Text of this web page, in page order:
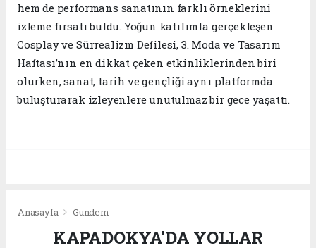
hem de performans sanatının farklı örneklerini
izleme fırsatı buldu. Yoğun katılımla gerçekleşen
Cosplay ve Sürrealizm Defilesi, 3. Moda ve Tasarım
Haftası’nın en dikkat çeken etkinliklerinden biri
olurken, sanat, tarih ve gençliği aynı platformda
buluşturarak izleyenlere unutulmaz bir gece yaşattı.
Anasayfa Gündem
KAPADOKYA'DA YOLLAR